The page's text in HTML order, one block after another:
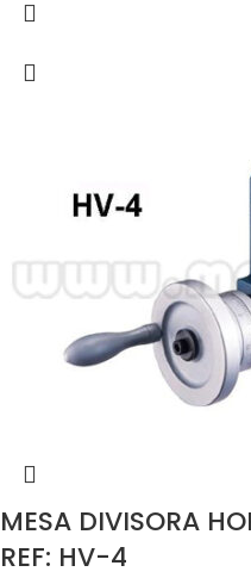
MESA DIVISORA
REF: HV-4